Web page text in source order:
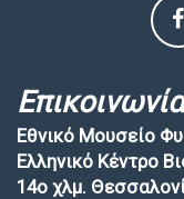
Επικοινωνία
Εθνικό Μουσείο
Ελληνικό Κέντρο
14ο χλμ.